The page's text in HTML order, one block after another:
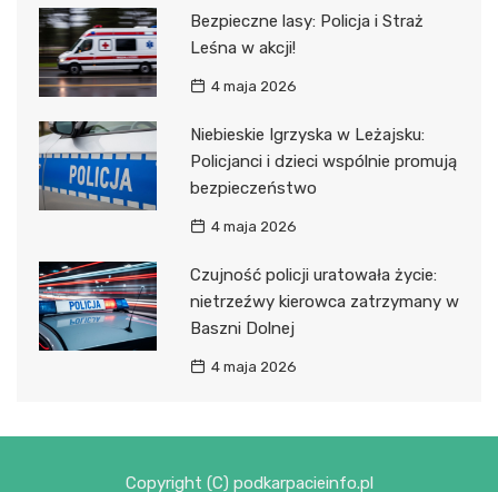
Bezpieczne lasy: Policja i Straż
Leśna w akcji!
4 maja 2026
Niebieskie Igrzyska w Leżajsku:
Policjanci i dzieci wspólnie promują
bezpieczeństwo
4 maja 2026
Czujność policji uratowała życie:
nietrzeźwy kierowca zatrzymany w
Baszni Dolnej
4 maja 2026
Copyright (C) podkarpacieinfo.pl